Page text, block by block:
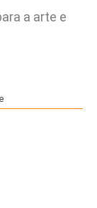
a arte e